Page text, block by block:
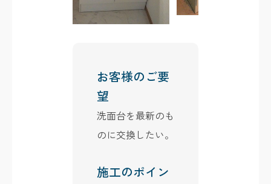
お客様のご要
望
洗面台を最新のも
のに交換したい。
施工のポイン